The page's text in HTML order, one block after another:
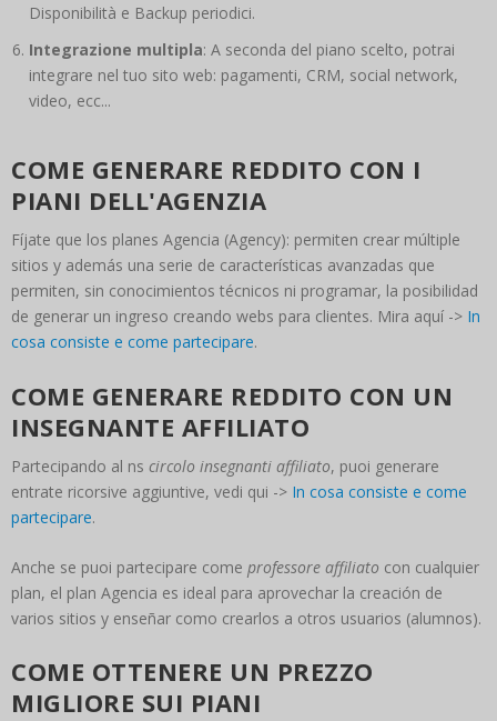
Disponibilità e Backup periodici.
Integrazione multipla: A seconda del piano scelto, potrai
integrare nel tuo sito web: pagamenti, CRM, social network,
video, ecc...
COME GENERARE REDDITO CON I
PIANI DELL'AGENZIA
Fíjate que los planes Agencia (Agency): permiten crear múltiple
sitios y además una serie de características avanzadas que
permiten, sin conocimientos técnicos ni programar, la posibilidad
de generar un ingreso creando webs para clientes. Mira aquí -> In
cosa consiste e come partecipare.
COME GENERARE REDDITO CON UN
INSEGNANTE AFFILIATO
Partecipando al ns circolo insegnanti affiliato, puoi generare
entrate ricorsive aggiuntive, vedi qui -> In cosa consiste e come
partecipare.
Anche se puoi partecipare come professore affiliato con cualquier
plan, el plan Agencia es ideal para aprovechar la creación de
varios sitios y enseñar como crearlos a otros usuarios (alumnos).
COME OTTENERE UN PREZZO
MIGLIORE SUI PIANI